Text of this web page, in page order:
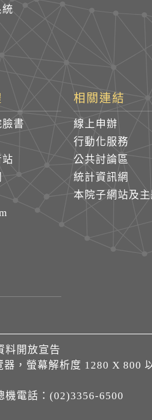
書
相關連結
線上申辦
行動化服務
公共討論區
統計資訊網
本院子網站及
料開放宣告
，螢幕解析度 1280 X 800
機電話：(02)3356-6500